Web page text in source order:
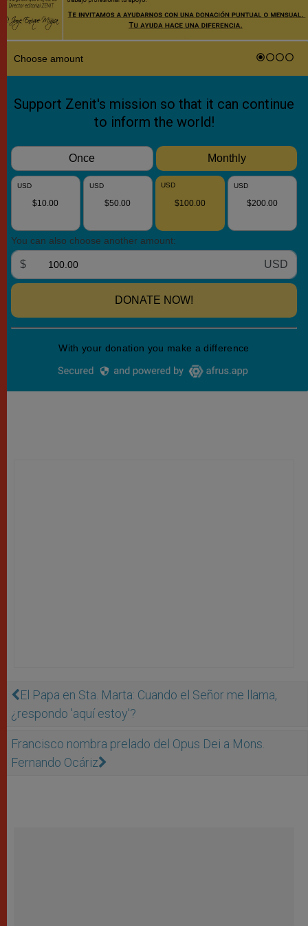
El Papa en Sta. Marta: Cuando el Señor me llama,
¿respondo 'aquí estoy'?
Francisco nombra prelado del Opus Dei a Mons.
Fernando Ocáriz